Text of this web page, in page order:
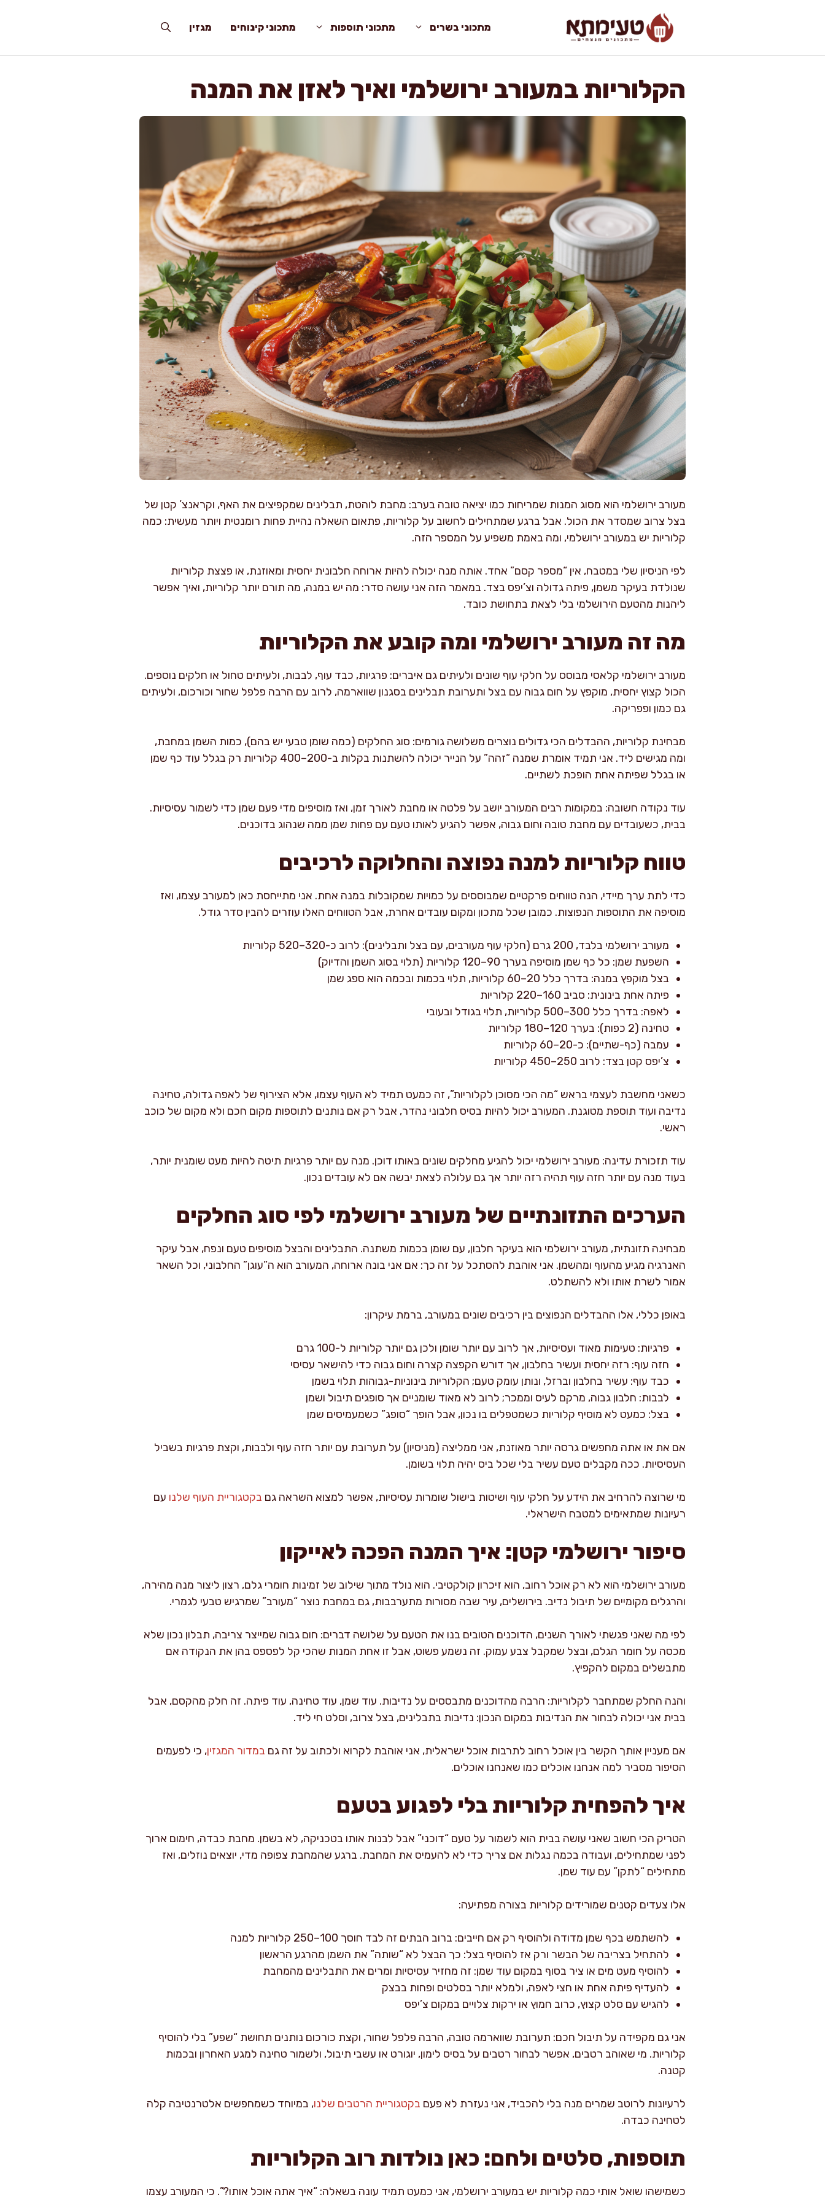
מתכוני בשרים מתכוני תוספות מתכוני קינוחים מגזין
הקלוריות במעורב ירושלמי ואיך לאזן את המנה
מעורב ירושלמי הוא מסוג המנות שמריחות כמו יציאה טובה בערב: מחבת לוהטת, תבלינים שמקפיצים את האף, וקראנצ’ קטן של
בצל צרוב שמסדר את הכול. אבל ברגע שמתחילים לחשוב על קלוריות, פתאום השאלה נהיית פחות רומנטית ויותר מעשית: כמה
קלוריות יש במעורב ירושלמי, ומה באמת משפיע על המספר הזה.
לפי הניסיון שלי במטבח, אין “מספר קסם” אחד. אותה מנה יכולה להיות ארוחה חלבונית יחסית ומאוזנת, או פצצת קלוריות
שנולדת בעיקר משמן, פיתה גדולה וצ’יפס בצד. במאמר הזה אני עושה סדר: מה יש במנה, מה תורם יותר קלוריות, ואיך אפשר
ליהנות מהטעם הירושלמי בלי לצאת בתחושת כובד.
מה זה מעורב ירושלמי ומה קובע את הקלוריות
מעורב ירושלמי קלאסי מבוסס על חלקי עוף שונים ולעיתים גם איברים: פרגיות, כבד עוף, לבבות, ולעיתים טחול או חלקים נוספים.
הכול קצוץ יחסית, מוקפץ על חום גבוה עם בצל ותערובת תבלינים בסגנון שווארמה, לרוב עם הרבה פלפל שחור וכורכום, ולעיתים
גם כמון ופפריקה.
מבחינת קלוריות, ההבדלים הכי גדולים נוצרים משלושה גורמים: סוג החלקים (כמה שומן טבעי יש בהם), כמות השמן במחבת,
ומה מגישים ליד. אני תמיד אומרת שמנה “זהה” על הנייר יכולה להשתנות בקלות ב-200–400 קלוריות רק בגלל עוד כף שמן
או בגלל שפיתה אחת הופכת לשתיים.
עוד נקודה חשובה: במקומות רבים המעורב יושב על פלטה או מחבת לאורך זמן, ואז מוסיפים מדי פעם שמן כדי לשמור עסיסיות.
בבית, כשעובדים עם מחבת טובה וחום גבוה, אפשר להגיע לאותו טעם עם פחות שמן ממה שנהוג בדוכנים.
טווח קלוריות למנה נפוצה והחלוקה לרכיבים
כדי לתת ערך מיידי, הנה טווחים פרקטיים שמבוססים על כמויות שמקובלות במנה אחת. אני מתייחסת כאן למעורב עצמו, ואז
מוסיפה את התוספות הנפוצות. כמובן שכל מתכון ומקום עובדים אחרת, אבל הטווחים האלו עוזרים להבין סדר גודל.
מעורב ירושלמי בלבד, 200 גרם (חלקי עוף מעורבים, עם בצל ותבלינים): לרוב כ-320–520 קלוריות
השפעת שמן: כל כף שמן מוסיפה בערך 90–120 קלוריות (תלוי בסוג השמן והדיוק)
בצל מוקפץ במנה: בדרך כלל 20–60 קלוריות, תלוי בכמות ובכמה הוא ספג שמן
פיתה אחת בינונית: סביב 160–220 קלוריות
לאפה: בדרך כלל 300–500 קלוריות, תלוי בגודל ובעובי
טחינה (2 כפות): בערך 120–180 קלוריות
עמבה (כף-שתיים): כ-20–60 קלוריות
צ’יפס קטן בצד: לרוב 250–450 קלוריות
כשאני מחשבת לעצמי בראש “מה הכי מסוכן לקלוריות”, זה כמעט תמיד לא העוף עצמו, אלא הצירוף של לאפה גדולה, טחינה
נדיבה ועוד תוספת מטוגנת. המעורב יכול להיות בסיס חלבוני נהדר, אבל רק אם נותנים לתוספות מקום חכם ולא מקום של כוכב
ראשי.
עוד תזכורת עדינה: מעורב ירושלמי יכול להגיע מחלקים שונים באותו דוכן. מנה עם יותר פרגיות תיטה להיות מעט שומנית יותר,
בעוד מנה עם יותר חזה עוף תהיה רזה יותר אך גם עלולה לצאת יבשה אם לא עובדים נכון.
הערכים התזונתיים של מעורב ירושלמי לפי סוג החלקים
מבחינה תזונתית, מעורב ירושלמי הוא בעיקר חלבון, עם שומן בכמות משתנה. התבלינים והבצל מוסיפים טעם ונפח, אבל עיקר
האנרגיה מגיע מהעוף ומהשמן. אני אוהבת להסתכל על זה כך: אם אני בונה ארוחה, המעורב הוא ה”עוגן” החלבוני, וכל השאר
אמור לשרת אותו ולא להשתלט.
באופן כללי, אלו ההבדלים הנפוצים בין רכיבים שונים במעורב, ברמת עיקרון:
פרגיות: טעימות מאוד ועסיסיות, אך לרוב עם יותר שומן ולכן גם יותר קלוריות ל-100 גרם
חזה עוף: רזה יחסית ועשיר בחלבון, אך דורש הקפצה קצרה וחום גבוה כדי להישאר עסיסי
כבד עוף: עשיר בחלבון וברזל, ונותן עומק טעם; הקלוריות בינוניות-גבוהות תלוי בשמן
לבבות: חלבון גבוה, מרקם לעיס וממכר; לרוב לא מאוד שומניים אך סופגים תיבול ושמן
בצל: כמעט לא מוסיף קלוריות כשמטפלים בו נכון, אבל הופך “סופג” כשמעמיסים שמן
אם את או אתה מחפשים גרסה יותר מאוזנת, אני ממליצה (מניסיון) על תערובת עם יותר חזה עוף ולבבות, וקצת פרגיות בשביל
העסיסיות. ככה מקבלים טעם עשיר בלי שכל ביס יהיה תלוי בשומן.
מי שרוצה להרחיב את הידע על חלקי עוף ושיטות בישול שומרות עסיסיות, אפשר למצוא השראה גם בקטגוריית העוף שלנו עם
רעיונות שמתאימים למטבח הישראלי.
סיפור ירושלמי קטן: איך המנה הפכה לאייקון
מעורב ירושלמי הוא לא רק אוכל רחוב, הוא זיכרון קולקטיבי. הוא נולד מתוך שילוב של זמינות חומרי גלם, רצון ליצור מנה מהירה,
והרגלים מקומיים של תיבול נדיב. בירושלים, עיר שבה מסורות מתערבבות, גם במחבת נוצר “מעורב” שמרגיש טבעי לגמרי.
לפי מה שאני פגשתי לאורך השנים, הדוכנים הטובים בנו את הטעם על שלושה דברים: חום גבוה שמייצר צריבה, תבלון נכון שלא
מכסה על חומר הגלם, ובצל שמקבל צבע עמוק. זה נשמע פשוט, אבל זו אחת המנות שהכי קל לפספס בהן את הנקודה אם
מתבשלים במקום להקפיץ.
והנה החלק שמתחבר לקלוריות: הרבה מהדוכנים מתבססים על נדיבות. עוד שמן, עוד טחינה, עוד פיתה. זה חלק מהקסם, אבל
בבית אני יכולה לבחור את הנדיבות במקום הנכון: נדיבות בתבלינים, בצל צרוב, וסלט חי ליד.
אם מעניין אותך הקשר בין אוכל רחוב לתרבות אוכל ישראלית, אני אוהבת לקרוא ולכתוב על זה גם במדור המגזין, כי לפעמים
הסיפור מסביר למה אנחנו אוכלים כמו שאנחנו אוכלים.
איך להפחית קלוריות בלי לפגוע בטעם
הטריק הכי חשוב שאני עושה בבית הוא לשמור על טעם “דוכני” אבל לבנות אותו בטכניקה, לא בשמן. מחבת כבדה, חימום ארוך
לפני שמתחילים, ועבודה בכמה נגלות אם צריך כדי לא להעמיס את המחבת. ברגע שהמחבת צפופה מדי, יוצאים נוזלים, ואז
מתחילים “לתקן” עם עוד שמן.
אלו צעדים קטנים שמורידים קלוריות בצורה מפתיעה:
להשתמש בכף שמן מדודה ולהוסיף רק אם חייבים: ברוב הבתים זה לבד חוסך 100–250 קלוריות למנה
להתחיל בצריבה של הבשר ורק אז להוסיף בצל: כך הבצל לא “שותה” את השמן מהרגע הראשון
להוסיף מעט מים או ציר בסוף במקום עוד שמן: זה מחזיר עסיסיות ומרים את התבלינים מהמחבת
להעדיף פיתה אחת או חצי לאפה, ולמלא יותר בסלטים ופחות בבצק
להגיש עם סלט קצוץ, כרוב חמוץ או ירקות צלויים במקום צ’יפס
אני גם מקפידה על תיבול חכם: תערובת שווארמה טובה, הרבה פלפל שחור, וקצת כורכום נותנים תחושת “שפע” בלי להוסיף
קלוריות. מי שאוהב רטבים, אפשר לבחור רטבים על בסיס לימון, יוגורט או עשבי תיבול, ולשמור טחינה למגע האחרון ובכמות
קטנה.
לרעיונות לרוטב שמרים מנה בלי להכביד, אני נעזרת לא פעם בקטגוריית הרטבים שלנו, במיוחד כשמחפשים אלטרנטיבה קלה
לטחינה כבדה.
תוספות, סלטים ולחם: כאן נולדות רוב הקלוריות
כשמישהו שואל אותי כמה קלוריות יש במעורב ירושלמי, אני כמעט תמיד עונה בשאלה: “איך אתה אוכל אותו?”. כי המעורב עצמו